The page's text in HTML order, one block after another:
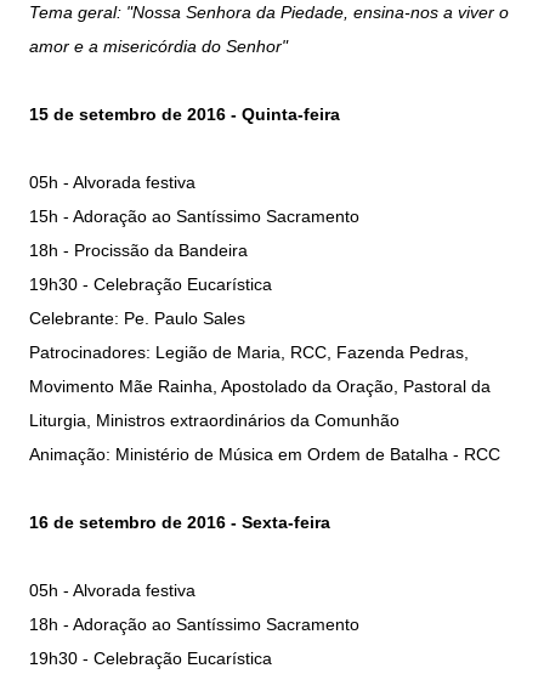
Tema geral: "Nossa Senhora da Piedade, ensina-nos a viver o
amor e a misericórdia do Senhor"
15 de setembro de 2016 - Quinta-feira
05h - Alvorada festiva
15h - Adoração ao Santíssimo Sacramento
18h - Procissão da Bandeira
19h30 - Celebração Eucarística
Celebrante: Pe. Paulo Sales
Patrocinadores: Legião de Maria, RCC, Fazenda Pedras,
Movimento Mãe Rainha, Apostolado da Oração, Pastoral da
Liturgia, Ministros extraordinários da Comunhão
Animação: Ministério de Música em Ordem de Batalha - RCC
16 de setembro de 2016 - Sexta-feira
05h - Alvorada festiva
18h - Adoração ao Santíssimo Sacramento
19h30 - Celebração Eucarística